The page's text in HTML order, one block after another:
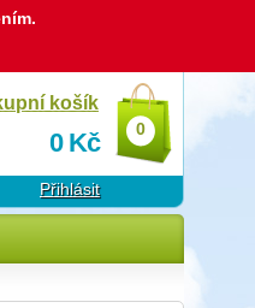
košík
0
0Kč
Přihlásit